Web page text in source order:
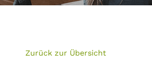
Zurück zur Übersicht